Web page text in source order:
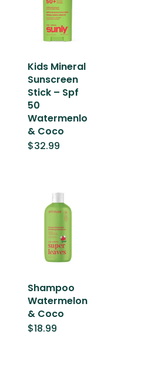
$24.99.
Kids Mineral
Sunscreen
Stick – Spf
50
Watermenlo
& Coco
$32.99
Shampoo
Watermelon
& Coco
$18.99